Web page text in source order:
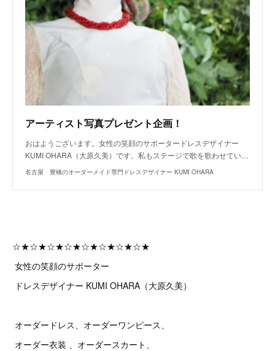
アーティスト写真プレゼント企画！
おはようございます。女性の笑顔のサポータードレスデザイナー
KUMI OHARA（大原久美）です。私もステージで歌を歌わせてい…
名古屋 豊橋のオーダーメイド専門ドレスデザイナー KUMI OHARA
☆★☆★☆★☆★☆★☆★☆★☆★
女性の笑顔のサポーター
ドレスデザイナー KUMI OHARA（大原久美）
オーダードレス、オーダーワンピース、
オーダー衣装 、オーダースカート、